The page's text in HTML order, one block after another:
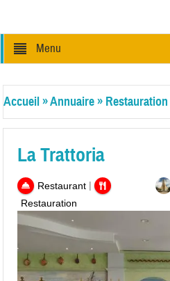
Menu
Accueil»Annuaire» Restauration
La Trattoria
Restaurant|
Restauration